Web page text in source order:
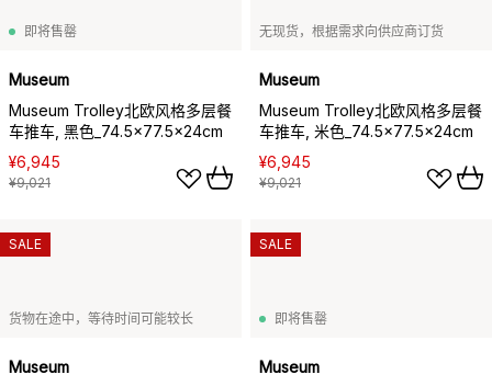
即将售罄
Museum
Museum Trolley北欧风格多层餐
车推车, 黑色_74.5x77.5x24cm
¥6,945
¥9,021
无现货，根据需求向供应商订货
Museum
Museum Trolley北欧风格多层餐
车推车, 米色_74.5x77.5x24cm
¥6,945
¥9,021
货物在途中，等待时间可能较长
Museum
SALE
即将售罄
Museum
SALE